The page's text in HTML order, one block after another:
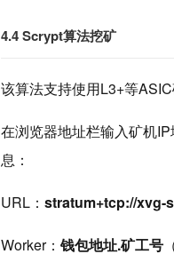
4.4 Scrypt算法挖矿
该算法支持使用L3+等
在浏览器地址栏输入矿机
息：
URL： stratum+tcp://xvg-
Worker： 钱包地址.矿工号